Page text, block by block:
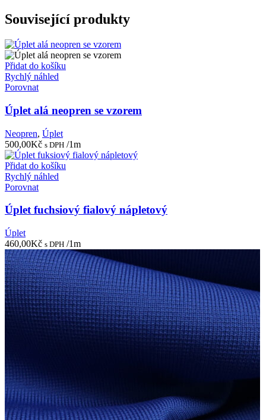
Související produkty
Přidat do košíku
Rychlý náhled
Porovnat
Úplet alá neopren se vzorem
Neopren, Úplet
500,00Kč s DPH /1m
Přidat do košíku
Rychlý náhled
Porovnat
Úplet fuchsiový fialový nápletový
Úplet
460,00Kč s DPH /1m